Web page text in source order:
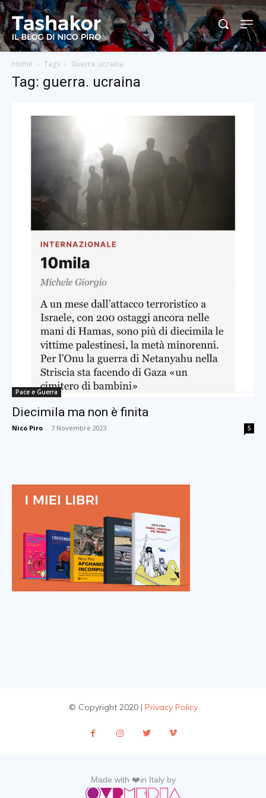
Home Tags Guerra. ucraina
Tag: guerra. ucraina
Pace e Guerra
Diecimila ma non è finita
Nico Piro - 7 Novembre 2023 5
© Copyright 2020 | Privacy Policy
Made with ❤️in Italy by